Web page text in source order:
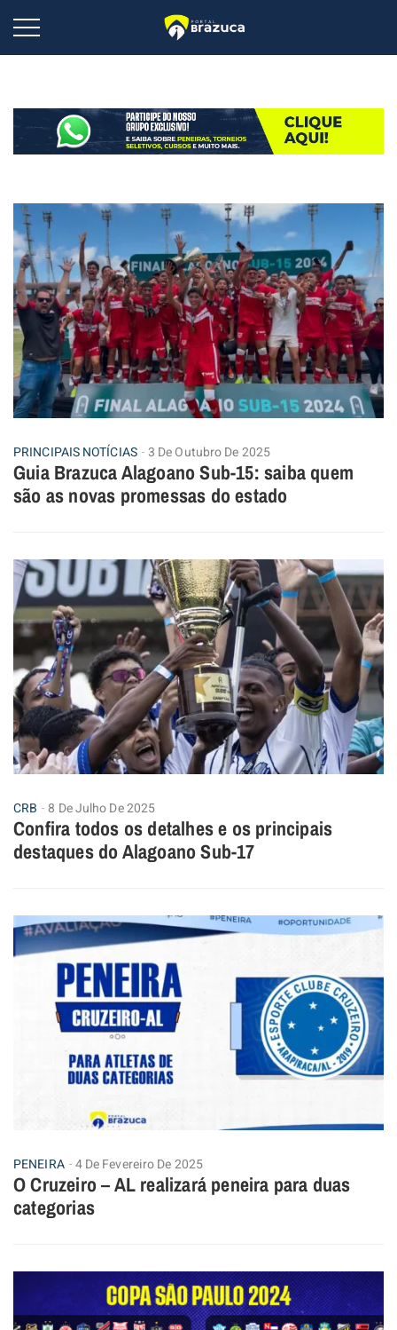
PRINCIPAIS NOTÍCIAS 3 De Outubro De 2025
Guia Brazuca Alagoano Sub-15: saiba quem
são as novas promessas do estado
CRB 8 De Julho De 2025
Confira todos os detalhes e os principais
destaques do Alagoano Sub-17
PENEIRA 4 De Fevereiro De 2025
O Cruzeiro – AL realizará peneira para duas
categorias